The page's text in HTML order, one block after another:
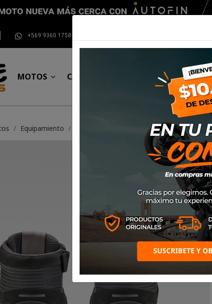
+569 9360 1758
MOTOS CASCOS EQUIPAMIENTO
Equipamiento Botin Xpd Moto Way H2Out